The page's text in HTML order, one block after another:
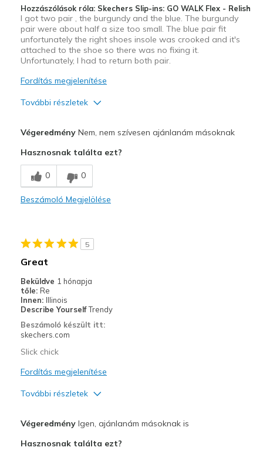
Travel
Width
Feels true to width
Sizing
Feels true to size
View On Shoes
I'm Really Into Shoes
Hozzászólások róla: Skechers Slip-ins: GO WALK Flex - Relish
I got two pair , the burgundy and the blue. The burgundy
pair were about half a size too small. The blue pair fit
unfortunately the right shoes insole was crooked and it's
attached to the shoe so there was no fixing it.
Unfortunately, I had to return both pair.
Fordítás megjelenítése
További részletek
Width
Sizing
View On Shoes
I'm Into Shoes
VégeredményNem, nem szívesen ajánlanám másoknak
Hasznosnak találta ezt?
0 0
Beszámoló Megjelölése
5
Great
Beküldve 1 hónapja
tőle: Re
Innen: Illinois
Describe YourselfTrendy
Beszámoló készült itt:
skechers.com
Slick chick
Fordítás megjelenítése
További részletek
VégeredményIgen, ajánlanám másoknak is
Hasznosnak találta ezt?